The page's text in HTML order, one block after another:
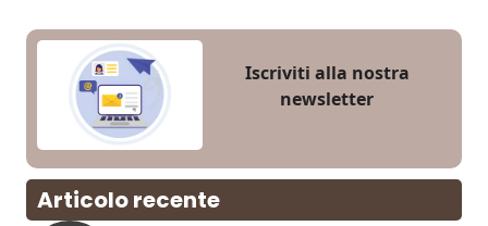
Iscriviti alla nostra
newsletter
Articolo recente